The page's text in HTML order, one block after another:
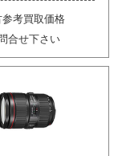
参考買取価格
合せ下さい